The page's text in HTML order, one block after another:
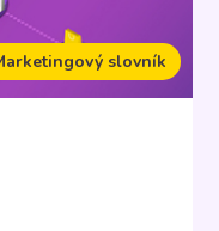
slovník